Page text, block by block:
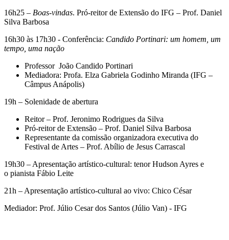
16h25 – Boas-vindas. Pró-reitor de Extensão do IFG – Prof. Daniel
Silva Barbosa
16h30 às 17h30 - Conferência: Candido Portinari: um homem, um
tempo, uma nação
Professor João Candido Portinari
Mediadora: Profa. Elza Gabriela Godinho Miranda (IFG –
Câmpus Anápolis)
19h – Solenidade de abertura
Reitor – Prof. Jeronimo Rodrigues da Silva
Pró-reitor de Extensão – Prof. Daniel Silva Barbosa
Representante da comissão organizadora executiva do
Festival de Artes – Prof. Abílio de Jesus Carrascal
19h30 – Apresentação artístico-cultural: tenor Hudson Ayres e
o pianista Fábio Leite
21h – Apresentação artístico-cultural ao vivo: Chico César
Mediador: Prof. Júlio Cesar dos Santos (Júlio Van) - IFG